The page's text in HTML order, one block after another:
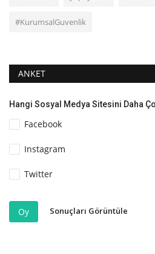
#KurumsalGuvenlik
ANKET
Hangi Sosyal Medya Sitesini Daha
Facebook
Instagram
Twitter
Oy Sonuçları Görüntüle